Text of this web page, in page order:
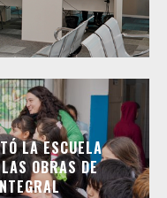
LA ESCUELA
OBRAS DE